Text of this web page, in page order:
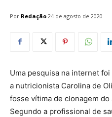
Por Redação 24 de agosto de 2020
Uma pesquisa na internet
a nutricionista Carolina de
fosse vítima de clonagem do
Segundo a profissional de